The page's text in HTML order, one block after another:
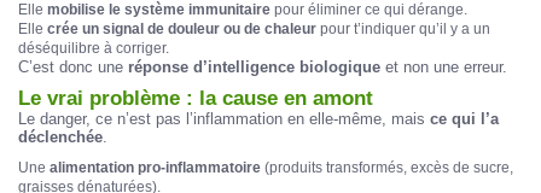
Elle mobilise le système immunitaire pour éliminer ce qui dérange.
Elle crée un signal de douleur ou de chaleur pour t’indiquer qu’il y a un
déséquilibre à corriger.
C’est donc une réponse d’intelligence biologique et non une erreur.
Le vrai problème : la cause en amont
Le danger, ce n’est pas l’inflammation en elle-même, mais ce qui l’a
déclenchée.
Une alimentation pro-inflammatoire (produits transformés, excès de sucre,
graisses dénaturées).